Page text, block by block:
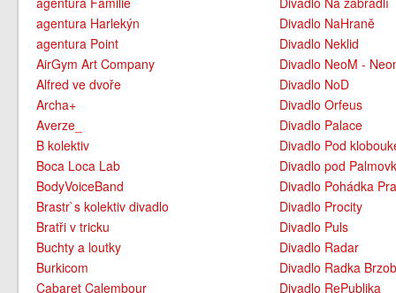
agentura Harlekýn
agentura Point
AirGym Art Company
Alfred ve dvoře
Archa+
Averze_
B kolektiv
Boca Loca Lab
BodyVoiceBand
Brastr`s kolektiv divadlo
Bratři v tricku
Buchty a loutky
Burkicom
Cabaret Calembour
Divadlo NaHraně
Divadlo Neklid
Divadlo NeoM -
Divadlo NoD
Divadlo Orfeus
Divadlo Palace
Divadlo Pod
Divadlo pod
Divadlo Pohádka
Divadlo Procity
Divadlo Puls
Divadlo Radar
Divadlo Radka
Divadlo RePublika